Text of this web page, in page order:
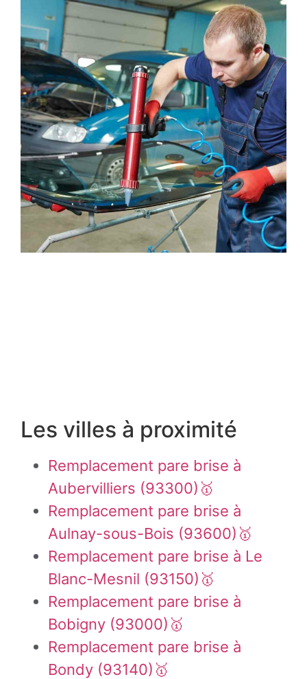
Les villes à proximité
Remplacement pare brise à
Aubervilliers (93300)🥇
Remplacement pare brise à
Aulnay-sous-Bois (93600)🥇
Remplacement pare brise à Le
Blanc-Mesnil (93150)🥇
Remplacement pare brise à
Bobigny (93000)🥇
Remplacement pare brise à
Bondy (93140)🥇